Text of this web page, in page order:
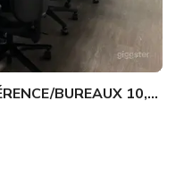
BUREAUX